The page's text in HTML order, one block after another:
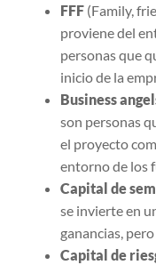
FFF (Family,
proviene del
personas que
inicio de la
Business
son personas
el proyecto
entorno de los
Capital de
se invierte en
ganancias,
Capital de